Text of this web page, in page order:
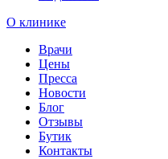
О клинике
Врачи
Цены
Пресса
Новости
Блог
Отзывы
Бутик
Контакты